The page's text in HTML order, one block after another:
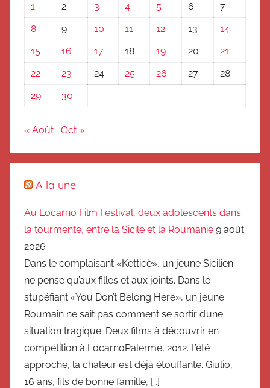
1
2 3 4 5 6
7
8
9 10 11 12 13
14
15
16 17 18 19 20
21
22
23 24 25 26 27
28
29
30
« Août Oct »
A la une
Au Locarno Film Festival, deux adolescents dans
la tourmente, entre la Sicile et la Roumanie 9 août
2026
Dans le complaisant «Ketticè», un jeune Sicilien
ne pense qu’aux filles et aux joints. Dans le
stupéfiant «You Don’t Belong Here», un jeune
Roumain ne sait pas comment se sortir d’une
situation tragique. Deux films à découvrir en
compétition à LocarnoPalerme, 2012. L’été
approche, la chaleur est déjà étouffante. Giulio,
16 ans, fils de bonne famille, […]